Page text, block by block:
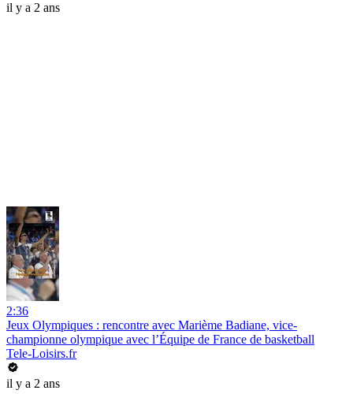
il y a 2 ans
2:36
Jeux Olympiques : rencontre avec Marième Badiane, vice-
championne olympique avec l’Équipe de France de basketball
Tele-Loisirs.fr
il y a 2 ans